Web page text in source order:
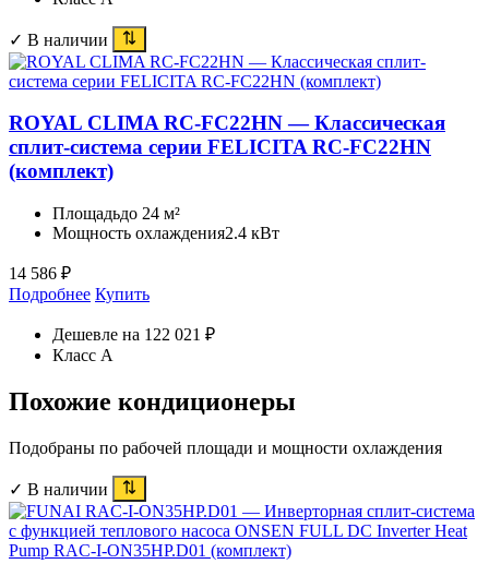
✓ В наличии
ROYAL CLIMA RC-FC22HN — Классическая
сплит-система серии FELICITA RC-FC22HN
(комплект)
Площадьдо 24 м²
Мощность охлаждения2.4 кВт
14 586 ₽
Подробнее Купить
Дешевле на 122 021 ₽
Класс A
Похожие кондиционеры
Подобраны по рабочей площади и мощности охлаждения
✓ В наличии